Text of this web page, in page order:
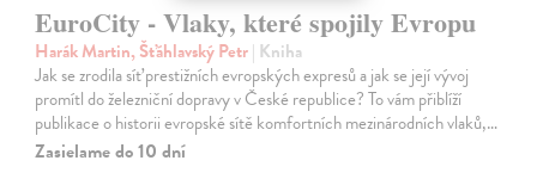
EuroCity - Vlaky, které spojily Evropu
Harák Martin, Šťáhlavský Petr| Kniha
Jak se zrodila síť prestižních evropských expresů a jak se její vývoj
promítl do železniční dopravy v České republice? To vám přiblíží
publikace o historii evropské sítě komfortních mezinárodních vlaků,…
Zasielame do 10 dní